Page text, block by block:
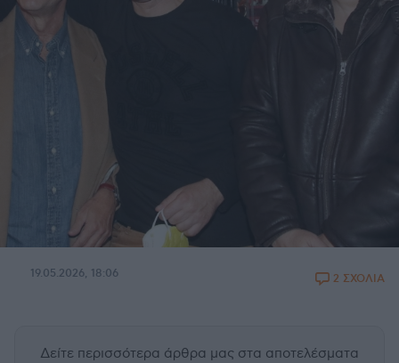
19.05.2026, 18:06 2 ΣΧΟΛΙΑ
Δείτε περισσότερα άρθρα μας στα αποτελέσματα